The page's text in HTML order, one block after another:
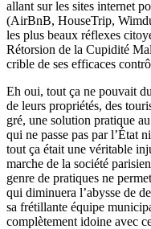
allant sur les sites internet
(AirBnB, HouseTrip,
les plus beaux réflexes
Rétorsion de la Cupidité
crible de ses efficaces
Eh oui, tout ça ne pouvait
de leurs propriétés, des
gré, une solution pratique
qui ne passe pas par l’État
tout ça était une véritable
marche de la société
genre de pratiques ne
qui diminuera l’abysse de
sa frétillante équipe
complètement idoine avec